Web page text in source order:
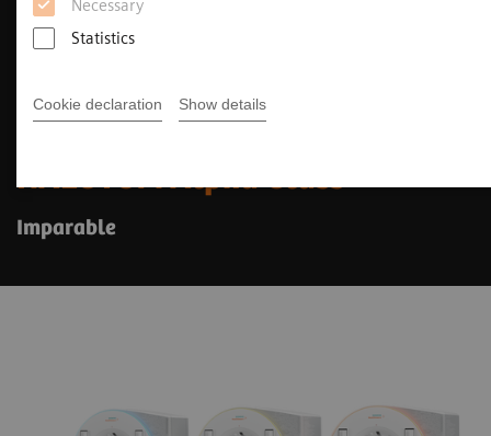
Necessary
Statistics
Cookie declaration Show details
NAEOTOM Alpha Class
Imparable